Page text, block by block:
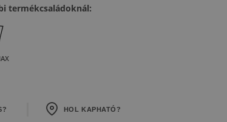
termékcsaládoknál:
HOL KAPHATÓ?